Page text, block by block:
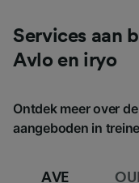
Services aan
Avlo en iryo
Ontdek meer over
aangeboden in
AVE